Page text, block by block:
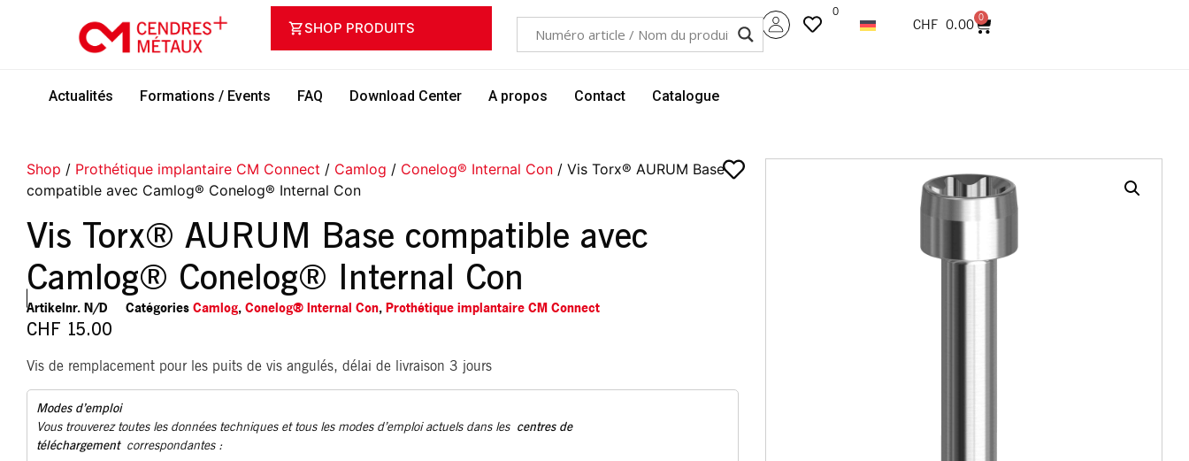
SHOP PRODUITS
0
CHF 0.00
0
Actualités Formations / Events FAQ Download Center A propos Contact Catalogue
Shop / Prothétique implantaire CM Connect / Camlog / Conelog® Internal Con / Vis Torx® AURUM Base
compatible avec Camlog® Conelog® Internal Con
Vis Torx® AURUM Base compatible avec
Camlog® Conelog® Internal Con
Artikelnr. N/D Catégories Camlog, Conelog® Internal Con, Prothétique implantaire CM Connect
CHF 15.00
Vis de remplacement pour les puits de vis angulés, délai de livraison 3 jours
Modes d’emploi
Vous trouverez toutes les données techniques et tous les modes d’emploi actuels dans les centres de
téléchargementcorrespondantes :